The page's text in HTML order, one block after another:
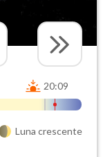
20:09
Luna crescente